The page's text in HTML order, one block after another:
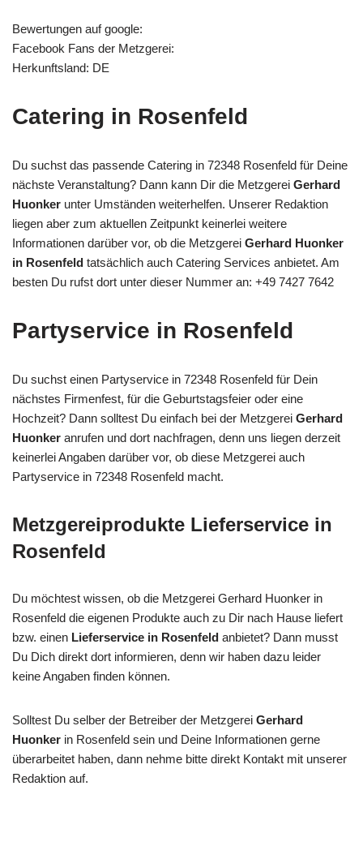
Bewertungen auf google:
Facebook Fans der Metzgerei:
Herkunftsland: DE
Catering in Rosenfeld
Du suchst das passende Catering in 72348 Rosenfeld für Deine
nächste Veranstaltung? Dann kann Dir die Metzgerei Gerhard
Huonker unter Umständen weiterhelfen. Unserer Redaktion
liegen aber zum aktuellen Zeitpunkt keinerlei weitere
Informationen darüber vor, ob die Metzgerei Gerhard Huonker
in Rosenfeld tatsächlich auch Catering Services anbietet. Am
besten Du rufst dort unter dieser Nummer an: +49 7427 7642
Partyservice in Rosenfeld
Du suchst einen Partyservice in 72348 Rosenfeld für Dein
nächstes Firmenfest, für die Geburtstagsfeier oder eine
Hochzeit? Dann solltest Du einfach bei der Metzgerei Gerhard
Huonker anrufen und dort nachfragen, denn uns liegen derzeit
keinerlei Angaben darüber vor, ob diese Metzgerei auch
Partyservice in 72348 Rosenfeld macht.
Metzgereiprodukte Lieferservice in
Rosenfeld
Du möchtest wissen, ob die Metzgerei Gerhard Huonker in
Rosenfeld die eigenen Produkte auch zu Dir nach Hause liefert
bzw. einen Lieferservice in Rosenfeld anbietet? Dann musst
Du Dich direkt dort informieren, denn wir haben dazu leider
keine Angaben finden können.
Solltest Du selber der Betreiber der Metzgerei Gerhard
Huonker in Rosenfeld sein und Deine Informationen gerne
überarbeitet haben, dann nehme bitte direkt Kontakt mit unserer
Redaktion auf.